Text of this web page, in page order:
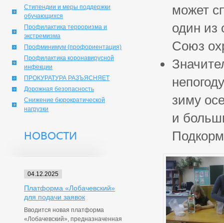
Стипендии и меры поддержки
обучающихся
Профилактика терроризма и
экстремизма
Профминимум (профориентация)
Профилактика коронавирусной
инфекции
ПРОКУРАТУРА РАЗЪЯСНЯЕТ
Дорожная безопасность
Снижение бюрократической
нагрузки
НОВОСТИ
04.12.2025
Платформа «Лобачевский»
для подачи заявок
Вводится новая платформа
«Лобачевский», предназначенная
может
один из
Союз
зиму
и